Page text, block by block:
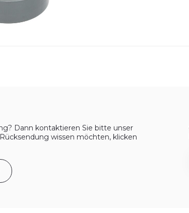
Dann kontaktieren Sie bitte unser
wissen möchten, klicken